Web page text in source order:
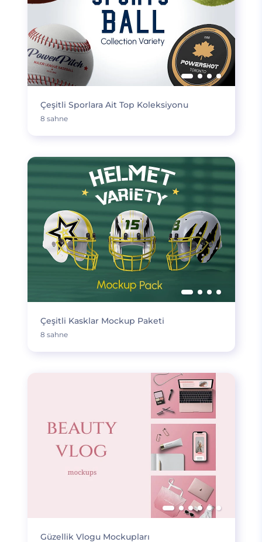
Çeşitli Sporlara Ait Top Koleksiyonu
8 sahne
Çeşitli Kasklar Mockup Paketi
8 sahne
Güzellik Vlogu Mockupları